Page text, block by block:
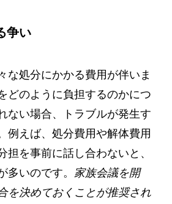
争い
な処分にかかる費用が伴いま
どのように負担するのかにつ
ない場合、トラブルが発生す
例えば、処分費用や解体費用
担を事前に話し合わないと、
多いのです。 家族会議を開
を決めておくことが推奨され